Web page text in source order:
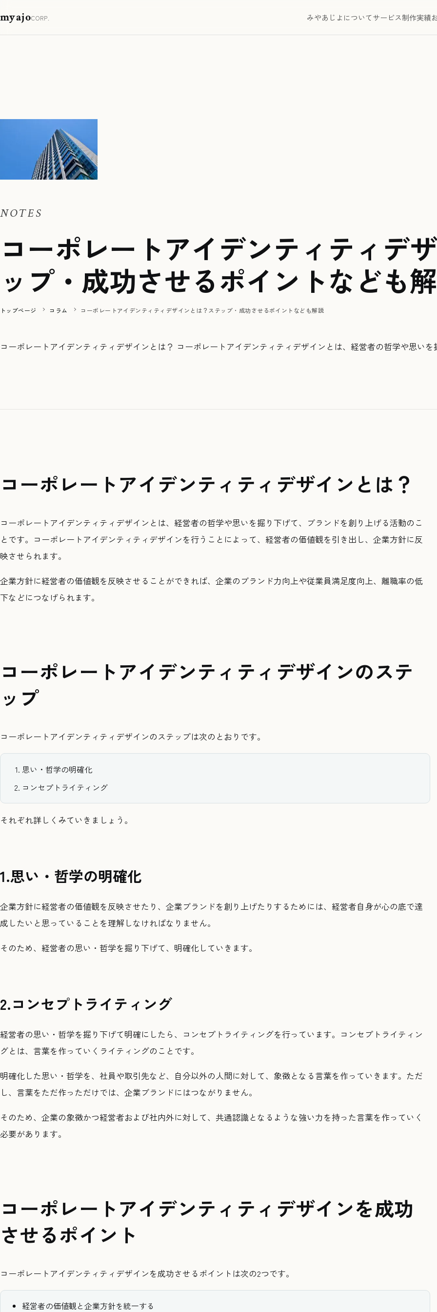
myajoCORP. みやあじよについてサービス制作実績
NOTES
コーポレートアイデンティティデ
ップ・成功させるポイントなども
トップページ コラム コーポレートアイデンティティデザインとは？ステップ・成功させるポイントなども解説
コーポレートアイデンティティデザインとは？ コーポレートアイデンティティデザインとは、経営者の哲学や思い
コーポレートアイデンティティデザインとは？
コーポレートアイデンティティデザインとは、経営者の哲学や思いを掘り下げて、ブランドを創り上げる活動のこ
とです。コーポレートアイデンティティデザインを行うことによって、経営者の価値観を引き出し、企業方針に反
映させられます。
企業方針に経営者の価値観を反映させることができれば、企業のブランド力向上や従業員満足度向上、離職率の低
下などにつなげられます。
コーポレートアイデンティティデザインのステ
ップ
コーポレートアイデンティティデザインのステップは次のとおりです。
思い・哲学の明確化
コンセプトライティング
それぞれ詳しくみていきましょう。
1.思い・哲学の明確化
企業方針に経営者の価値観を反映させたり、企業ブランドを創り上げたりするためには、経営者自身が心の底で達
成したいと思っていることを理解しなければなりません。
そのため、経営者の思い・哲学を掘り下げて、明確化していきます。
2.コンセプトライティング
経営者の思い・哲学を掘り下げて明確にしたら、コンセプトライティングを行っています。コンセプトライティン
グとは、言葉を作っていくライティングのことです。
明確化した思い・哲学を、社員や取引先など、自分以外の人間に対して、象徴となる言葉を作っていきます。ただ
し、言葉をただ作っただけでは、企業ブランドにはつながりません。
そのため、企業の象徴かつ経営者および社内外に対して、共通認識となるような強い力を持った言葉を作っていく
必要があります。
コーポレートアイデンティティデザインを成功
させるポイント
コーポレートアイデンティティデザインを成功させるポイントは次の2つです。
経営者の価値観と企業方針を統一する